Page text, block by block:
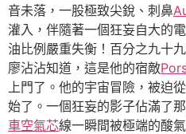
音未落，一股極致尖銳、刺鼻
灌入，伴隨著一個狂妄自大的
油比例嚴重失衡！百分之九十
廖沾沾知道，這是他的宿敵
上門了。他的宇宙冒險，被迫
始了。一個狂妄的影子佔滿了
車空氣芯線一瞬間被極端的酸